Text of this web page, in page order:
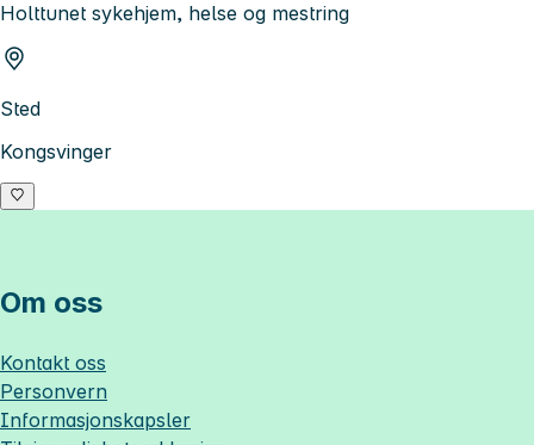
Holttunet sykehjem, helse og mestring
Sted
Kongsvinger
Om oss
Kontakt oss
Personvern
Informasjonskapsler